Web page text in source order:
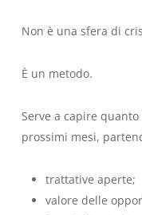
Non è una sfera di
È un metodo.
Serve a capire
prossimi mesi,
trattative aperte;
valore delle